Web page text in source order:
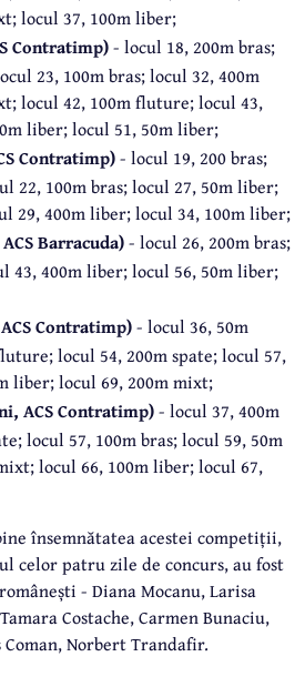
locul 37, 100m liber;
Contratimp)- locul 18, 200m bras;
23, 100m bras; locul 32, 400m
locul 42, 100m fluture; locul 43,
liber; locul 51, 50m liber;
Contratimp)- locul 19, 200 bras;
22, 100m bras; locul 27, 50m liber;
29, 400m liber; locul 34, 100m liber;
Barracuda)- locul 26, 200m bras;
43, 400m liber; locul 56, 50m liber;
Contratimp)- locul 36, 50m
locul 54, 200m spate; locul 57,
liber; locul 69, 200m mixt;
ACS Contratimp)- locul 37, 400m
locul 57, 100m bras; locul 59, 50m
locul 66, 100m liber; locul 67,
însemnătatea acestei competiții,
celor patru zile de concurs, au fost
- Diana Mocanu, Larisa
Costache, Carmen Bunaciu,
Coman, Norbert Trandafir.